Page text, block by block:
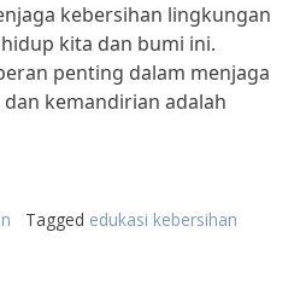
kebersihan lingkungan
kita dan bumi ini.
penting dalam menjaga
kemandirian adalah
Tagged edukasi kebersihan